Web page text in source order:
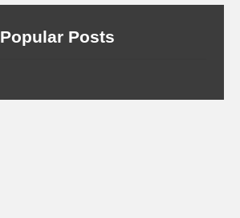
Popular Posts